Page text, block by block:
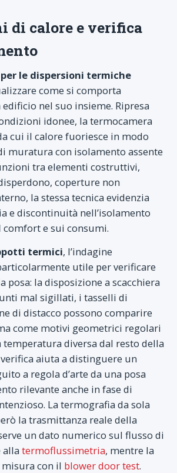
di calore e verifica
le dispersioni termiche
come si comporta
nel suo insieme. Ripresa
idonee, la termocamera
cui il calore fuoriesce in modo
muratura con isolamento assente
tra elementi costruttivi,
coperture non
la stessa tecnica evidenzia
e discontinuità nell’isolamento
e sui consumi.
termici, l’indagine
utile per verificare
posa: la disposizione a scacchiera
mal sigillati, i tasselli di
di distacco possono comparire
come motivi geometrici regolari
temperatura diversa dal resto della
aiuta a distinguere un
a regola d’arte da una posa
rilevante anche in fase di
La termografia da sola
la trasmittanza reale della
un dato numerico sul flusso di
alla termoflussimetria, mentre la
misura con il blower door test.